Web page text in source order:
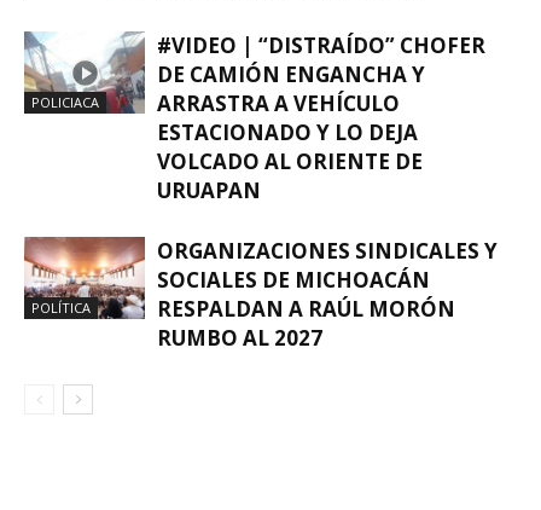
POLICIACA
#VIDEO | “DISTRAÍDO” CHOFER
DE CAMIÓN ENGANCHA Y
ARRASTRA A VEHÍCULO
ESTACIONADO Y LO DEJA
VOLCADO AL ORIENTE DE
URUAPAN
POLÍTICA
ORGANIZACIONES SINDICALES Y
SOCIALES DE MICHOACÁN
RESPALDAN A RAÚL MORÓN
RUMBO AL 2027